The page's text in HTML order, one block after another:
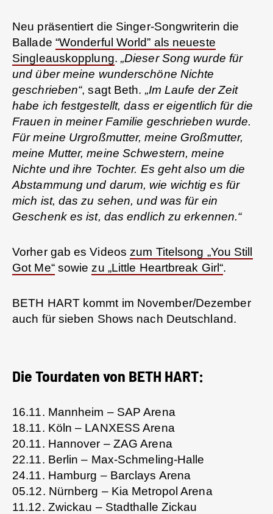
Neu präsentiert die Singer-Songwriterin die
Ballade “Wonderful World” als neueste
Singleauskopplung. „Dieser Song wurde für
und über meine wunderschöne Nichte
geschrieben“, sagt Beth. „Im Laufe der Zeit
habe ich festgestellt, dass er eigentlich für die
Frauen in meiner Familie geschrieben wurde.
Für meine Urgroßmutter, meine Großmutter,
meine Mutter, meine Schwestern, meine
Nichte und ihre Tochter. Es geht also um die
Abstammung und darum, wie wichtig es für
mich ist, das zu sehen, und was für ein
Geschenk es ist, das endlich zu erkennen.“
Vorher gab es Videoszum Titelsong „You Still
Got Me“sowiezu „Little Heartbreak Girl“.
BETH HART kommt im November/Dezember
auch für sieben Shows nach Deutschland.
Die Tourdaten von BETH HART:
16.11. Mannheim – SAP Arena
18.11. Köln – LANXESS Arena
20.11. Hannover – ZAG Arena
22.11. Berlin – Max-Schmeling-Halle
24.11. Hamburg – Barclays Arena
05.12. Nürnberg – Kia Metropol Arena
11.12. Zwickau – Stadthalle Zickau